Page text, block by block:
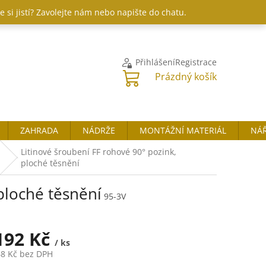
si jistí? Zavolejte nám nebo napište do chatu.
PřihlášeníRegistrace
NÁKUPNÍ
Prázdný košík
ZAHRADA NÁDRŽE MONTÁŽNÍ MATERIÁL
Litinové šroubení FF rohové 90° pozink,
ploché těsnění
těsnění 95-3V
Kč / ks
Kč bez DPH